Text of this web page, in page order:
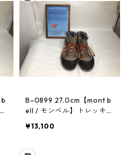
B-0899 27.0cm【mont b
ell / モンベル】トレッキン
ティトンブーツ メンズ TN
¥13,100